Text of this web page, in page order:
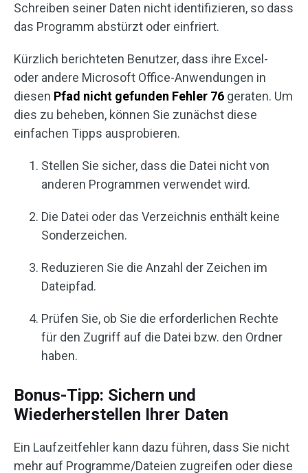
Schreiben seiner Daten nicht identifizieren, so dass
das Programm abstürzt oder einfriert.
Kürzlich berichteten Benutzer, dass ihre Excel-
oder andere Microsoft Office-Anwendungen in
diesen Pfad nicht gefunden Fehler 76 geraten. Um
dies zu beheben, können Sie zunächst diese
einfachen Tipps ausprobieren.
Stellen Sie sicher, dass die Datei nicht von
anderen Programmen verwendet wird.
Die Datei oder das Verzeichnis enthält keine
Sonderzeichen.
Reduzieren Sie die Anzahl der Zeichen im
Dateipfad.
Prüfen Sie, ob Sie die erforderlichen Rechte
für den Zugriff auf die Datei bzw. den Ordner
haben.
Bonus-Tipp: Sichern und
Wiederherstellen Ihrer Daten
Ein Laufzeitfehler kann dazu führen, dass Sie nicht
mehr auf Programme/Dateien zugreifen oder diese